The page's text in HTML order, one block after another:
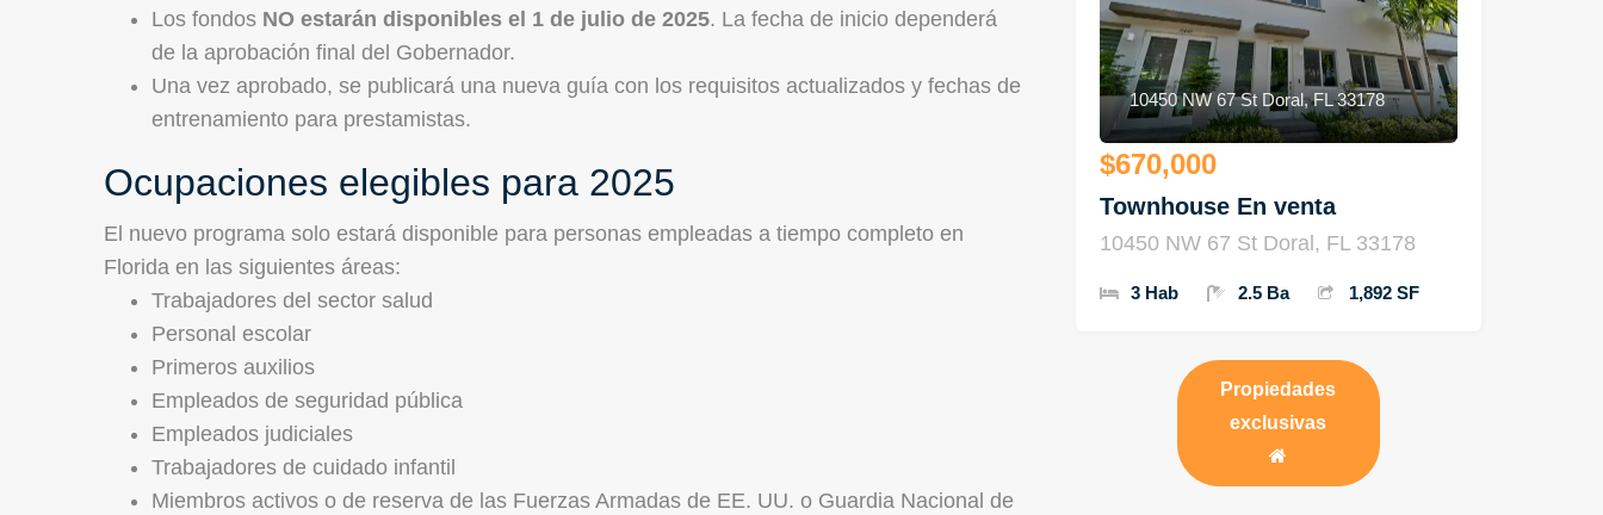
Los fondos NO estarán disponibles el 1 de julio de 2025. La fecha de inicio dependerá
de la aprobación final del Gobernador.
Una vez aprobado, se publicará una nueva guía con los requisitos actualizados y fechas de
entrenamiento para prestamistas.
Ocupaciones elegibles para 2025
El nuevo programa solo estará disponible para personas empleadas a tiempo completo en
Florida en las siguientes áreas:
Trabajadores del sector salud
Personal escolar
Primeros auxilios
Empleados de seguridad pública
Empleados judiciales
Trabajadores de cuidado infantil
Miembros activos o de reserva de las Fuerzas Armadas de EE. UU. o Guardia Nacional de
10450 NW 67 St Doral, FL 33178
$670,000
Townhouse En venta
10450 NW 67 St Doral, FL 33178
3 Hab 2.5 Ba 1,892 SF
Propiedades
exclusivas